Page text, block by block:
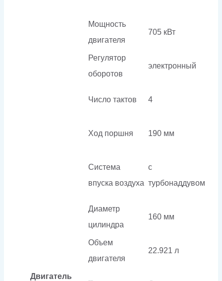
Двигатель
Мощность
двигателя
705 кВт
Регулятор
оборотов
электронный
Число тактов 4
Ход поршня 190 мм
Система
впуска воздуха
с
турбонаддувом
Диаметр
цилиндра
160 мм
Объем
двигателя
22.921 л